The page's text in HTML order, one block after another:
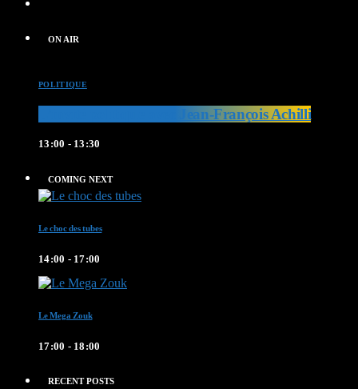
ON AIR
POLITIQUE
L’invité politique avec Jean-François Achilli
13:00 - 13:30
COMING NEXT
Le choc des tubes
14:00 - 17:00
Le Mega Zouk
17:00 - 18:00
RECENT POSTS